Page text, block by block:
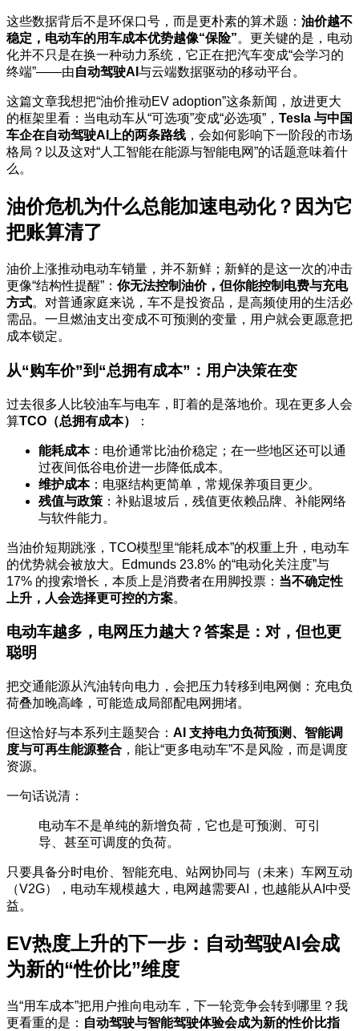
这些数据背后不是环保口号，而是更朴素的算术题： 油价越不
稳定，电动车的用车成本优势越像“保险”。更关键的是，电动
化并不只是在换一种动力系统，它正在把汽车变成“会学习的
终端”——由自动驾驶AI 与云端数据驱动的移动平台。
这篇文章我想把“油价推动EV adoption”这条新闻，放进更大
的框架里看：当电动车从“可选项”变成“必选项”， Tesla 与中国
车企在自动驾驶AI上的两条路线 ，会如何影响下一阶段的市场
格局？以及这对“人工智能在能源与智能电网”的话题意味着什
么。
油价危机为什么总能加速电动化？因为它
把账算清了
油价上涨推动电动车销量，并不新鲜；新鲜的是这一次的冲击
更像“结构性提醒”： 你无法控制油价，但你能控制电费与充电
方式。对普通家庭来说，车不是投资品，是高频使用的生活必
需品。一旦燃油支出变成不可预测的变量，用户就会更愿意把
成本锁定。
从“购车价”到“总拥有成本”：用户决策在变
过去很多人比较油车与电车，盯着的是落地价。现在更多人会
算TCO（总拥有成本） ：
能耗成本：电价通常比油价稳定；在一些地区还可以通
过夜间低谷电价进一步降低成本。
维护成本：电驱结构更简单，常规保养项目更少。
残值与政策 ：补贴退坡后，残值更依赖品牌、补能网络
与软件能力。
当油价短期跳涨，TCO模型里“能耗成本”的权重上升，电动车
的优势就会被放大。Edmunds 23.8% 的“电动化关注度”与
17% 的搜索增长，本质上是消费者在用脚投票： 当不确定性
上升，人会选择更可控的方案。
电动车越多，电网压力越大？答案是：对，但也更
聪明
把交通能源从汽油转向电力，会把压力转移到电网侧：充电负
荷叠加晚高峰，可能造成局部配电网拥堵。
但这恰好与本系列主题契合： AI 支持电力负荷预测、智能调
度与可再生能源整合 ，能让“更多电动车”不是风险，而是调度
资源。
一句话说清：
电动车不是单纯的新增负荷，它也是可预测、可引
导、甚至可调度的负荷。
只要具备分时电价、智能充电、站网协同与（未来）车网互动
（V2G），电动车规模越大，电网越需要AI，也越能从AI中受
益。
EV热度上升的下一步：自动驾驶AI会成
为新的“性价比”维度
当“用车成本”把用户推向电动车，下一轮竞争会转到哪里？我
更看重的是： 自动驾驶与智能驾驶体验会成为新的性价比指